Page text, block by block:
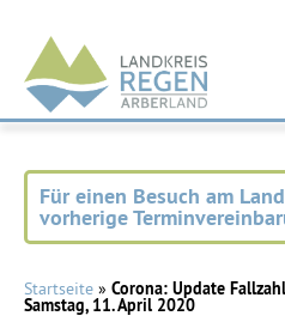
Landkreis
Regen
Für einen Besuch am
vorherige
Startseite » Corona: Update
Samstag, 11. April 2020